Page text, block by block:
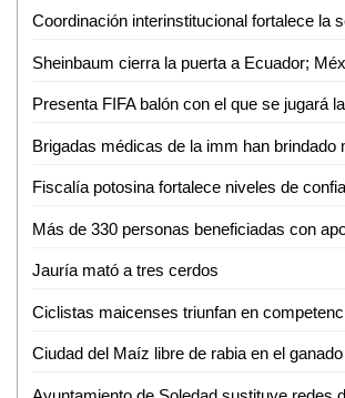
Jauría mató a tres cerdos
Ciclistas maicenses triunfan en
Ciudad del Maíz libre de rabia en el ganado